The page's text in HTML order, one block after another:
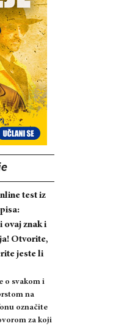
test iz
ovaj znak i
Otvorite,
jeste li
o svakom i
na
označite
za koji